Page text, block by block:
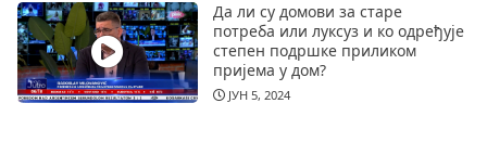
Да ли су домови за старе
потреба или луксуз и ко одређује
степен подршке приликом
пријема у дом?
ЈУН 5, 2024